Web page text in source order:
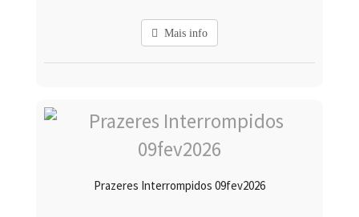
Mais info
Prazeres Interrompidos 09fev2026